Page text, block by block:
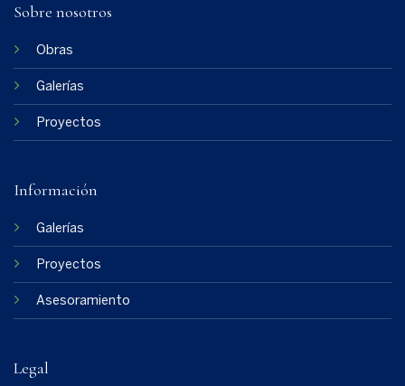
Sobre nosotros
Obras
Galerías
Proyectos
Información
Galerías
Proyectos
Asesoramiento
Legal